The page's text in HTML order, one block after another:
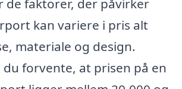
de faktorer, der påvirker
kan variere i pris alt
materiale og design.
du forvente, at prisen på en